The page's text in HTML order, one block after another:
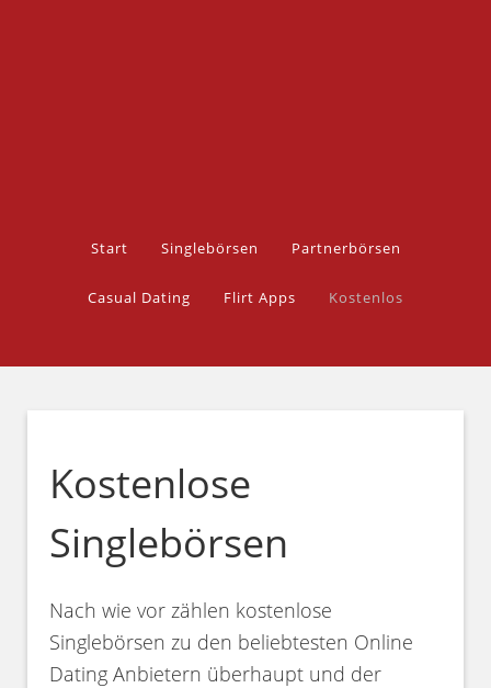
Start Singlebörsen Partnerbörsen
Casual Dating Flirt Apps Kostenlos
Kostenlose
Singlebörsen
Nach wie vor zählen kostenlose
Singlebörsen zu den beliebtesten Online
Dating Anbietern überhaupt und der